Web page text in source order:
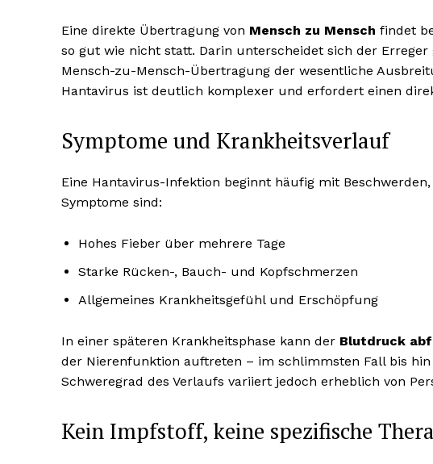
Eine direkte Übertragung von Mensch zu Mensch findet
so gut wie nicht statt. Darin unterscheidet sich der
Mensch-zu-Mensch-Übertragung der wesentliche
Hantavirus ist deutlich komplexer und erfordert einen
Symptome und Krankheitsverlauf
Eine Hantavirus-Infektion beginnt häufig mit
Symptome sind:
Hohes Fieber über mehrere Tage
Starke Rücken-, Bauch- und Kopfschmerzen
Allgemeines Krankheitsgefühl und Erschöpfung
In einer späteren Krankheitsphase kann der Blutdruck
der Nierenfunktion auftreten – im schlimmsten Fall bis
Schweregrad des Verlaufs variiert jedoch erheblich von
Kein Impfstoff, keine spezifische